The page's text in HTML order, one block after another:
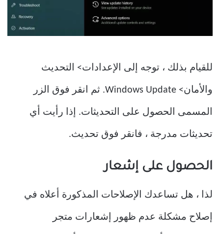
للقيام بذلك ، توجه إلى الإعدادات> التحديث
والأمان> Windows Update. ثم انقر فوق الزر
المسمى الحصول على التحديثات. إذا رأيت أي
تحديثات مدرجة ، فانقر فوق تحديث.
الحصول على إشعار
لذا ، هل تساعدك الإصلاحات المذكورة أعلاه في
إصلاح مشكلة عدم ظهور إشعارات متجر